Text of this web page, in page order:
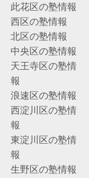
此花区の塾情報
西区の塾情報
北区の塾情報
中央区の塾情報
天王寺区の塾情
報
浪速区の塾情報
西淀川区の塾情
報
東淀川区の塾情
報
生野区の塾情報